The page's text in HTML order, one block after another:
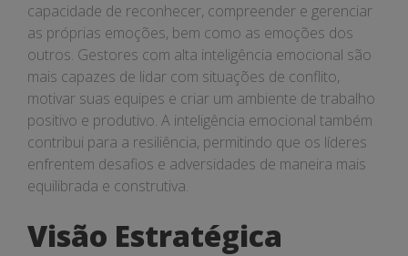
capacidade de reconhecer, compreender e gerenciar
as próprias emoções, bem como as emoções dos
outros. Gestores com alta inteligência emocional são
mais capazes de lidar com situações de conflito,
motivar suas equipes e criar um ambiente de trabalho
positivo e produtivo. A inteligência emocional também
contribui para a resiliência, permitindo que os líderes
enfrentem desafios e adversidades de maneira mais
equilibrada e construtiva.
Visão Estratégica